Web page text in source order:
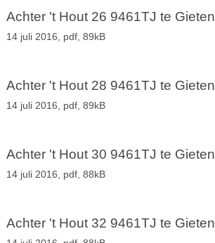
Achter 't Hout 26 9461TJ te Gieten
14 juli 2016, pdf, 89kB
Achter 't Hout 28 9461TJ te Gieten
14 juli 2016, pdf, 89kB
Achter 't Hout 30 9461TJ te Gieten
14 juli 2016, pdf, 88kB
Achter 't Hout 32 9461TJ te Gieten